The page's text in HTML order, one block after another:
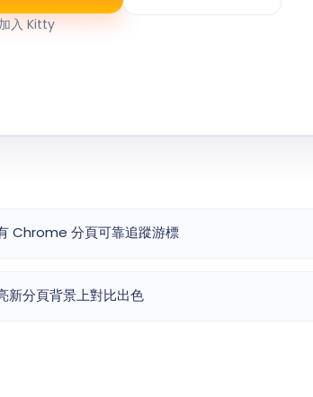
入 Kitty
Chrome 分頁可靠追蹤游標
新分頁背景上對比出色